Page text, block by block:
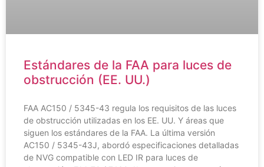
Estándares de la FAA para luces de
obstrucción (EE. UU.)
FAA AC150 / 5345-43 regula los requisitos de las luces
de obstrucción utilizadas en los EE. UU. Y áreas que
siguen los estándares de la FAA. La última versión
AC150 / 5345-43J, abordó especificaciones detalladas
de NVG compatible con LED IR para luces de